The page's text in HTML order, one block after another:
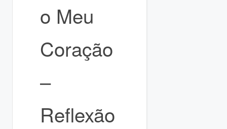
o Meu
Coração
–
Reflexão